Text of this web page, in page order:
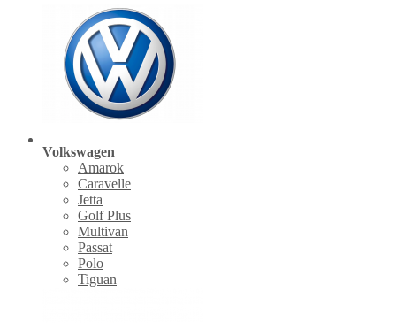
Volkswagen
Amarok
Caravelle
Jetta
Golf Plus
Multivan
Passat
Polo
Tiguan